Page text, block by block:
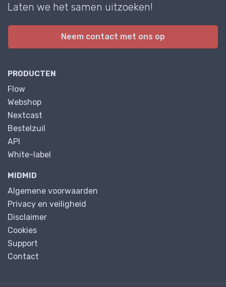
Laten we het samen uitzoeken!
Neem contact met ons op
PRODUCTEN
Flow
Webshop
Nextcast
Bestelzuil
API
White-label
MIDMID
Algemene voorwaarden
Privacy en veiligheid
Disclaimer
Cookies
Support
Contact